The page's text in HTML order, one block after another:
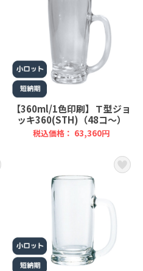
【360ml/1色印刷】Ｔ型ジョ
ッキ360(STH)（48コ～）
税込価格： 63,360円